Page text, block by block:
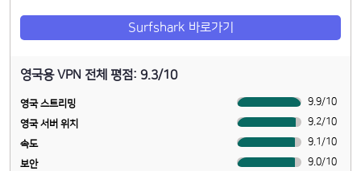
Surfshark 바로가기
영국용 VPN 전체 평점: 9.3/10
영국 스트리밍 9.9/10
영국 서버 위치 9.2/10
속도 9.1 /10
보안 9.0/10